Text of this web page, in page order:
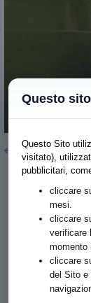
Torna a elenco
Questo
Questo Sito
visitato),
pubblicitari,
cliccare
mesi.
cliccare
verificare
momento
cliccare
del Sito e